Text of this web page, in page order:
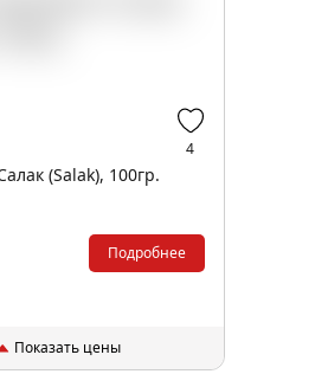
4
(Salak), 100гр.
Подробнее
Показать цены